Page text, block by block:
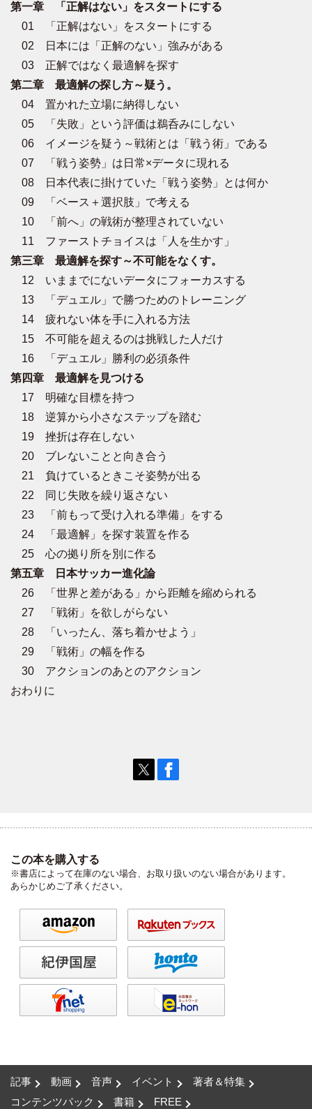
第一章 「正解はない」をスタートにする
01 「正解はない」をスタートにする
02 日本には「正解のない」強みがある
03 正解ではなく最適解を探す
第二章 最適解の探し方～疑う。
04 置かれた立場に納得しない
05 「失敗」という評価は鵜呑みにしない
06 イメージを疑う～戦術とは「戦う術」である
07 「戦う姿勢」は日常×データに現れる
08 日本代表に掛けていた「戦う姿勢」とは何か
09 「ベース＋選択肢」で考える
10 「前へ」の戦術が整理されていない
11 ファーストチョイスは「人を生かす」
第三章 最適解を探す～不可能をなくす。
12 いままでにないデータにフォーカスする
13 「デュエル」で勝つためのトレーニング
14 疲れない体を手に入れる方法
15 不可能を超えるのは挑戦した人だけ
16 「デュエル」勝利の必須条件
第四章 最適解を見つける
17 明確な目標を持つ
18 逆算から小さなステップを踏む
19 挫折は存在しない
20 ブレないことと向き合う
21 負けているときこそ姿勢が出る
22 同じ失敗を繰り返さない
23 「前もって受け入れる準備」をする
24 「最適解」を探す装置を作る
25 心の拠り所を別に作る
第五章 日本サッカー進化論
26 「世界と差がある」から距離を縮められる
27 「戦術」を欲しがらない
28 「いったん、落ち着かせよう」
29 「戦術」の幅を作る
30 アクションのあとのアクション
おわりに
この本を購入する
※書店によって在庫のない場合、お取り扱いのない場合があります。
あらかじめご了承ください。
記事 動画 音声 イベント
著者＆特集
コンテンツパック
書籍 FREE